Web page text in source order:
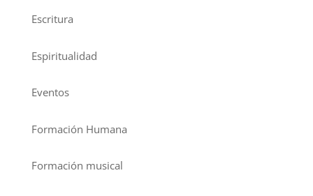
Escritura
Espiritualidad
Eventos
Formación Humana
Formación musical